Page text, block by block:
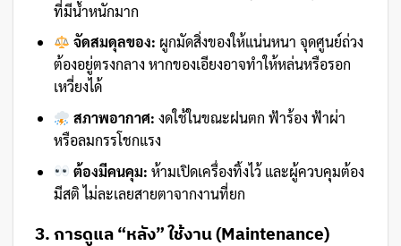
ที่มีน้ำหนักมาก
จัดสมดุลของ: ผูกมัดสิ่งของให้แน่นหนา จุดศูนย์ถ่วง
ต้องอยู่ตรงกลาง หากของเอียงอาจทำให้หล่นหรือรอก
เหวี่ยงได้
สภาพอากาศ: งดใช้ในขณะฝนตก ฟ้าร้อง ฟ้าผ่า
หรือลมกรรโชกแรง
ต้องมีคนคุม: ห้ามเปิดเครื่องทิ้งไว้ และผู้ควบคุมต้อง
มีสติ ไม่ละเลยสายตาจากงานที่ยก
3. การดูแล “หลัง” ใช้งาน (Maintenance)